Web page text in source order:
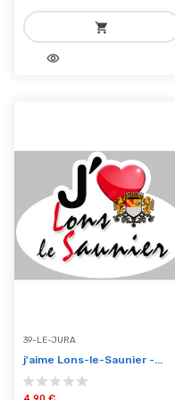
shopping_cart
add_shopping_cartvisibility
39-LE-JURA
j'aime Lons-le-Saunier -...